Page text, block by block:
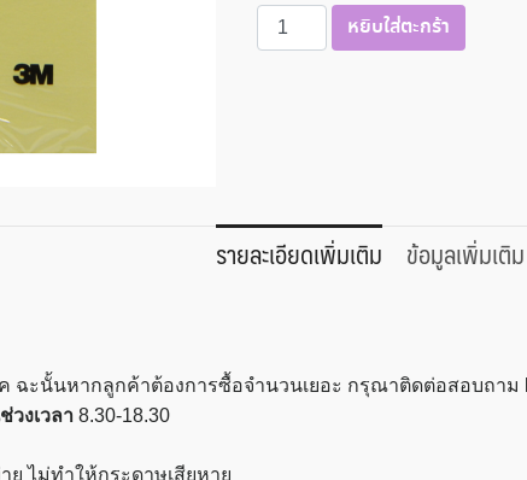
จำนวน
กระ
สี
เหลือง
ชิ้น
หยิบใส่ตะกร้า
รายละเอียดเพิ่มเติม ข้อมูลเพิ่มเติม
ค ฉะนั้นหากลูกค้าต้องการซื้อจำนวนเยอะ กรุณาติดต่อสอบถาม
วงเวลา8.30-18.30
ย ไม่ทำให้กระดาษเสียหาย